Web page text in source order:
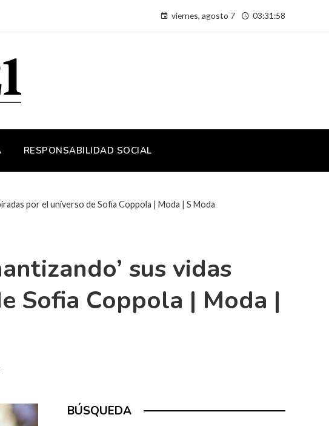
viernes, agosto 7 03:31:59
RESPONSABILIDAD SOCIAL
por el universo de Sofia Coppola | Moda | S Moda
sus vidas
Sofia Coppola | Moda |
BÚSQUEDA